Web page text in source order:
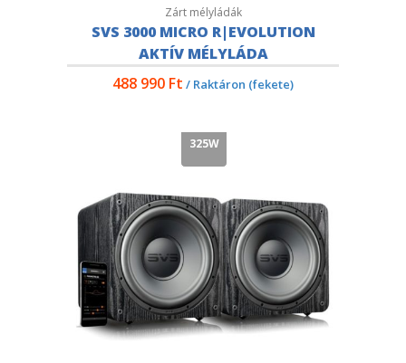
Zárt mélyládák
SVS 3000 MICRO R|EVOLUTION
AKTÍV MÉLYLÁDA
488 990 Ft / Raktáron (fekete)
325W